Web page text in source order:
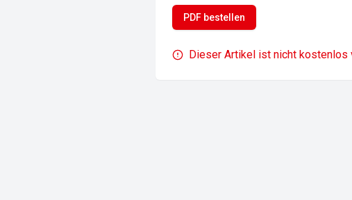
PDF bestellen
Dieser Artikel ist nicht kostenlos